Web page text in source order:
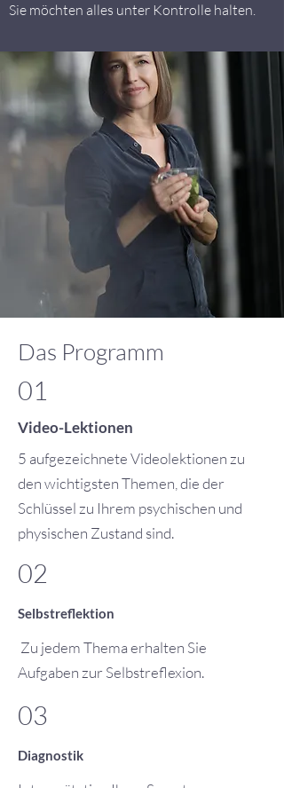
Sie möchten alles unter Kontrolle halten.
Das Programm
01
Video-Lektionen
5 aufgezeichnete Videolektionen zu
den wichtigsten Themen, die der
Schlüssel zu Ihrem psychischen und
physischen Zustand sind.
02
Selbstreflektion
Zu jedem Thema erhalten Sie
Aufgaben zur Selbstreflexion.
03
Diagnostik